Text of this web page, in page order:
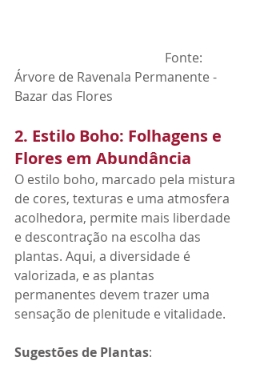
Árvore de Ravenala Permanente -
Bazar das Flores
2. Estilo Boho: Folhagens e
Flores em Abundância
O estilo boho, marcado pela mistura
de cores, texturas e uma atmosfera
acolhedora, permite mais liberdade
e descontração na escolha das
plantas. Aqui, a diversidade é
valorizada, e as plantas
permanentes devem trazer uma
sensação de plenitude e vitalidade.
Sugestões de Plantas: